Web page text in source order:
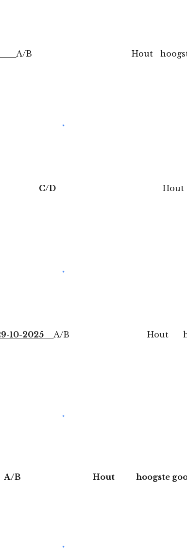
A/B Hout hoogste
C/D Hout
10-2025A/B Hout
A/B Hout hoogste gooier